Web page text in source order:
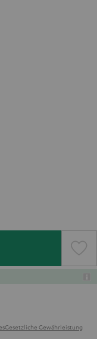
Gesetzliche Gewährleistung